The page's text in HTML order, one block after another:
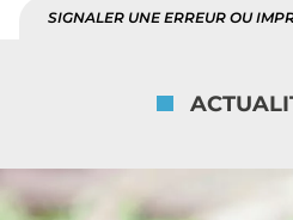
SIGNALER UNE ERREUR OU